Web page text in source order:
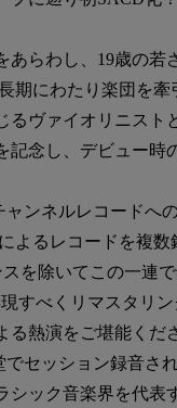
あらわし、19歳の若
期にわたり楽団を
るヴァイオリニスト
記念し、デビュー時
ンネルレコードへ
よるレコードを複
を除いてこの一連
すべくリマスタリ
る熱演をご堪能くだ
でセッション録音さ
シック音楽界を代